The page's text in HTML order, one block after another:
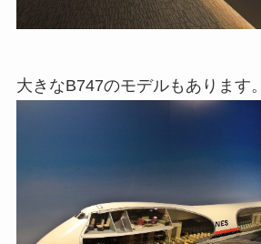
大きなB747のモデルもあります。